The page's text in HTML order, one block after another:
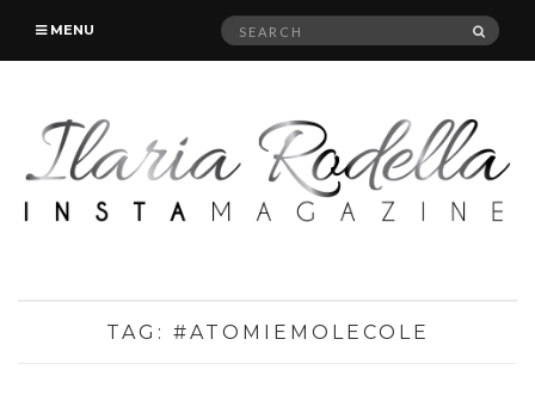
MENU
Search
TAG: #ATOMIEMOLECOLE